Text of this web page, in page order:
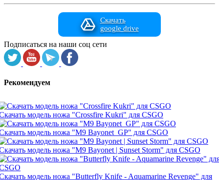
Скачать
google drive
Подписаться на наши соц сети
Рекомендуем
модель ножа "Crossfire Kukri" для CSGO
модель ножа "M9 Bayonet_GP" для CSGO
модель ножа "M9 Bayonet | Sunset Storm" для CSGO
модель ножа "Butterfly Knife - Aquamarine Revenge" для